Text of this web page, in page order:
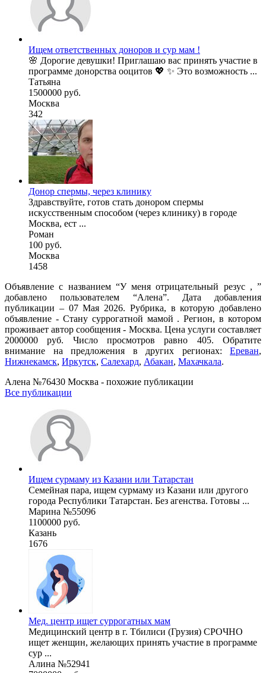
Ищем ответственных доноров и сур мам !
🌸 Дорогие девушки! Приглашаю вас принять участие в
программе донорства ооцитов 💖 ✨ Это возможность ...
Татьяна
1500000 руб.
Москва
342
Донор спермы, через клинику
Здравствуйте, готов стать донором спермы
искусственным способом (через клинику) в городе
Москва, ест ...
Роман
100 руб.
Москва
1458
Объявление с названием “У меня отрицательный резус , ”
добавлено пользователем “Алена”. Дата добавления
публикации – 07 Мая 2026. Рубрика, в которую добавлено
объявление - Cтану суррогатной мамой . Регион, в котором
проживает автор сообщения - Москва. Цена услуги составляет
2000000 руб. Число просмотров равно 405. Обратите
внимание на предложения в других регионах: Ереван,
Нижнекамск, Иркутск, Салехард, Абакан, Махачкала.
Алена №76430 Москва - похожие публикации
Все публикации
Ищем сурмаму из Казани или Татарстан
Семейная пара, ищем сурмаму из Казани или другого
города Республики Татарстан. Без агенства. Готовы ...
Марина №55096
1100000 руб.
Казань
1676
Мед. центр ищет суррогатных мам
Медицинский центр в г. Тбилиси (Грузия) СРОЧНО
ищет женщин, желающих принять участие в программе
сур ...
Алина №52941